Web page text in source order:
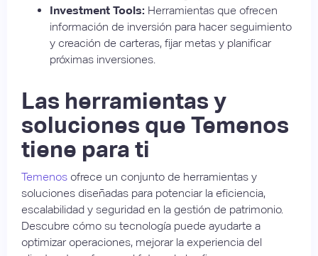
Investment Tools: Herramientas que ofrecen
información de inversión para hacer seguimiento
y creación de carteras, fijar metas y planificar
próximas inversiones.
Las herramientas y
soluciones que Temenos
tiene para ti
Temenos ofrece un conjunto de herramientas y
soluciones diseñadas para potenciar la eficiencia,
escalabilidad y seguridad en la gestión de patrimonio.
Descubre cómo su tecnología puede ayudarte a
optimizar operaciones, mejorar la experiencia del